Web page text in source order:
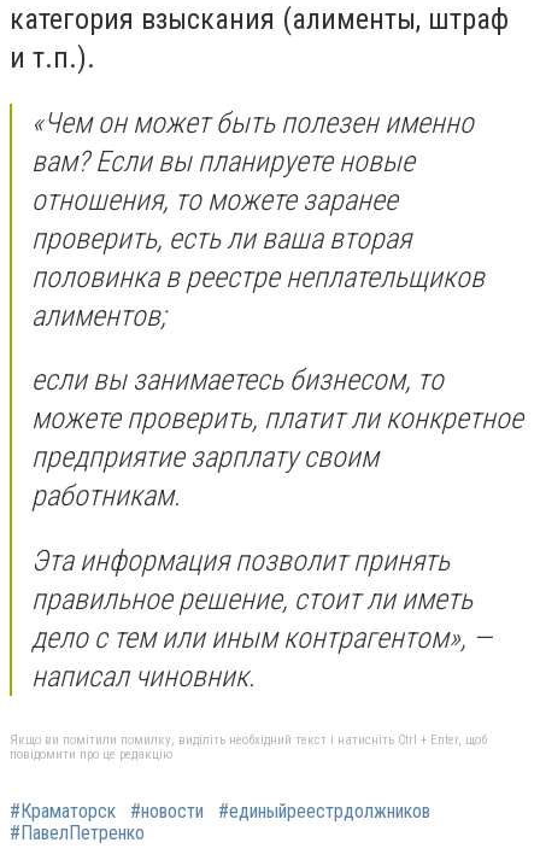
категория взыскания (алименты, штраф
и т.п.).
«Чем он может быть полезен именно
вам? Если вы планируете новые
отношения, то можете заранее
проверить, есть ли ваша вторая
половинка в реестре неплательщиков
алиментов;
если вы занимаетесь бизнесом, то
можете проверить, платит ли конкретное
предприятие зарплату своим
работникам.
Эта информация позволит принять
правильное решение, стоит ли иметь
дело с тем или иным контрагентом», —
написал чиновник.
Якщо ви помітили помилку, виділіть необхідний текст і натисніть Ctrl + Enter, щоб
повідомити про це редакцію
#Краматорск #новости
#единыйреестрдолжников
#ПавелПетренко